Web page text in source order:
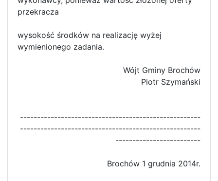
przekracza
wysokość środków na realizację wyżej
wymienionego zadania.
Wójt Gminy Brochów
Piotr Szymański
-----------------------------------------------------
-----------------------------------------------------
-------------------------
Brochów 1 grudnia 2014r.